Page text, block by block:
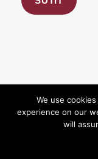
Copyright
We use
experience on our
will